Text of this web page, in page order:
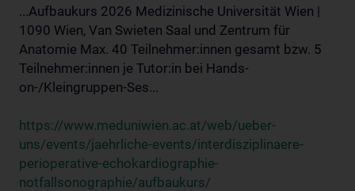
...Aufbaukurs 2026 Medizinische Universität Wien |
1090 Wien, Van Swieten Saal und Zentrum für
Anatomie Max. 40 Teilnehmer:innen gesamt bzw. 5
Teilnehmer:innen je Tutor:in bei Hands-
on-/Kleingruppen-Ses...
https://www.meduniwien.ac.at/web/ueber-
uns/events/jaehrliche-events/interdisziplinaere-
perioperative-echokardiographie-
notfallsonographie/aufbaukurs/